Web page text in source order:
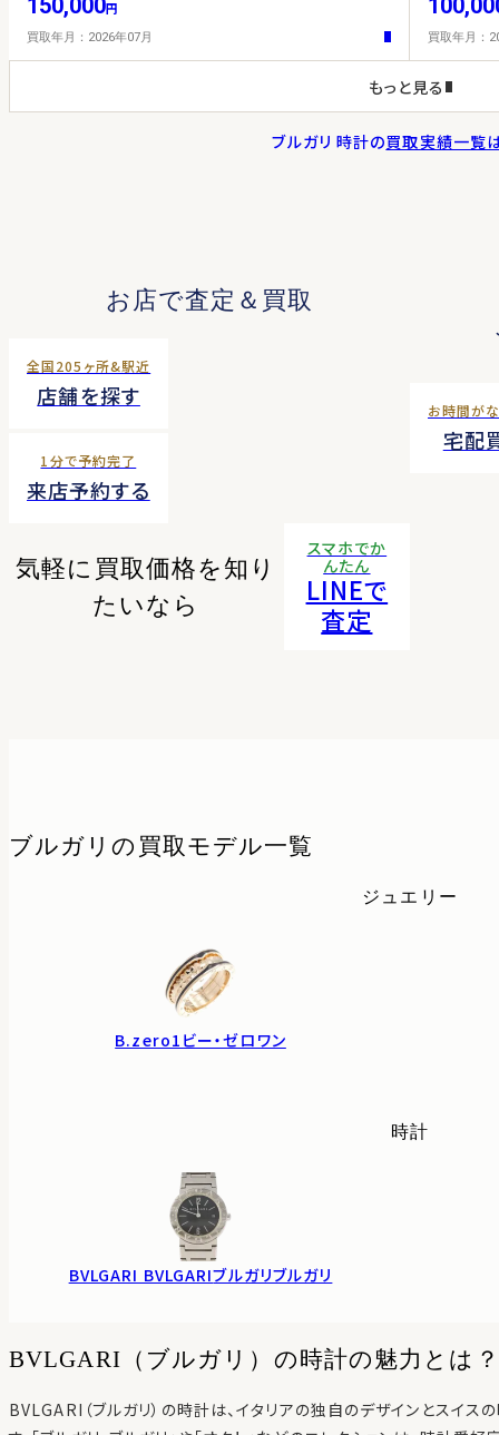
150,000円
買取年月：2026年07月 買取年月：
もっと見る
ブルガリ 時計の買取実績一覧
お店で査定＆買取
全国205ヶ所&駅近
店舗を探す
1分で予約完了
来店予約する
お時間が
宅配
気軽に買取価格を知り
たいなら
スマホでか
んたん
LINEで
査定
ブルガリの 買取モデル一覧
ジュエリー
B.zero1 ビー・ゼロワン
時計
BVLGARI BVLGARIブルガリブルガリ
BVLGARI（ブルガリ）の時計の魅力とは？
BVLGARI（ブルガリ）の時計は、イタリアの独自のデザインとスイ